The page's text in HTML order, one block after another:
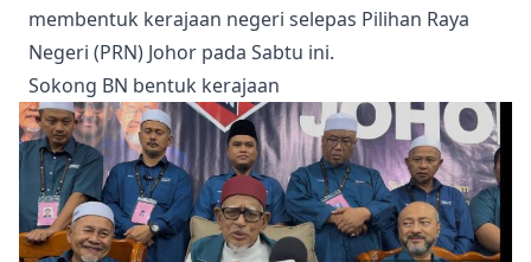
membentuk kerajaan negeri selepas Pilihan Raya
Negeri (PRN) Johor pada Sabtu ini.
Sokong BN bentuk kerajaan